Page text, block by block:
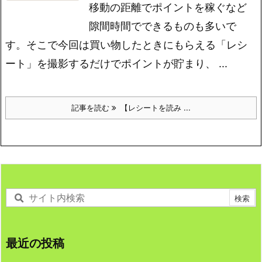
移動の距離でポイントを稼ぐなど
隙間時間でできるものも多いで
す。そこで今回は買い物したときにもらえる「レシ
ート」を撮影するだけでポイントが貯まり、 ...
記事を読む 【レシートを読み ...
最近の投稿